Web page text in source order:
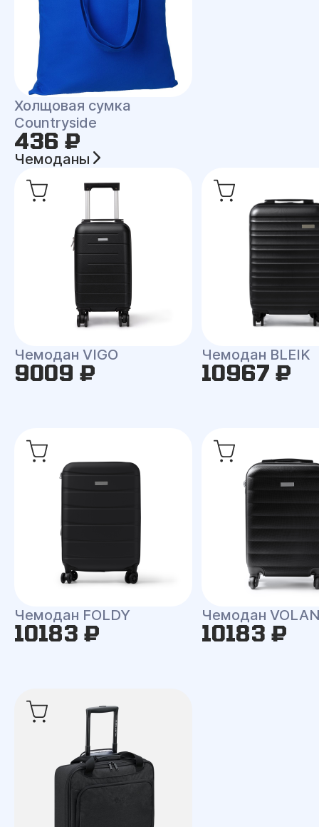
Холщовая сумка
Countryside
436 ₽
Чемоданы
Чемодан VIGO
9009 ₽
Чемодан BLEIK
10967 ₽
Чемодан FOLDY
10183 ₽
Чемодан
10183 ₽